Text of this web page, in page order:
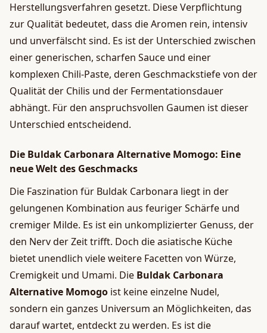
Herstellungsverfahren gesetzt. Diese Verpflichtung
zur Qualität bedeutet, dass die Aromen rein, intensiv
und unverfälscht sind. Es ist der Unterschied zwischen
einer generischen, scharfen Sauce und einer
komplexen Chili-Paste, deren Geschmackstiefe von der
Qualität der Chilis und der Fermentationsdauer
abhängt. Für den anspruchsvollen Gaumen ist dieser
Unterschied entscheidend.
Die Buldak Carbonara Alternative Momogo: Eine
neue Welt des Geschmacks
Die Faszination für Buldak Carbonara liegt in der
gelungenen Kombination aus feuriger Schärfe und
cremiger Milde. Es ist ein unkomplizierter Genuss, der
den Nerv der Zeit trifft. Doch die asiatische Küche
bietet unendlich viele weitere Facetten von Würze,
Cremigkeit und Umami. Die Buldak Carbonara
Alternative Momogo ist keine einzelne Nudel,
sondern ein ganzes Universum an Möglichkeiten, das
darauf wartet, entdeckt zu werden. Es ist die